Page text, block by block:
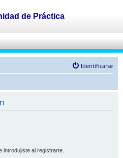
Identificarse
introdujiste al registrarte.